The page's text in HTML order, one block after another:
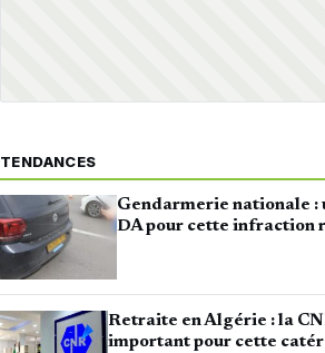
TENDANCES
Gendarmerie nationale :
DA pour cette infraction
Retraite en Algérie : la
important pour cette